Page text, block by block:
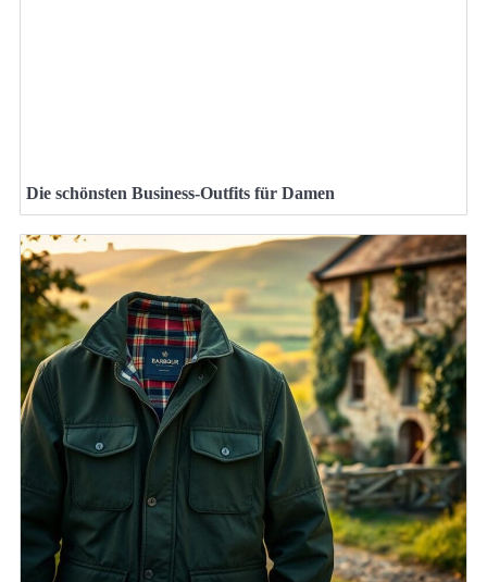
Die schönsten Business-Outfits für Damen